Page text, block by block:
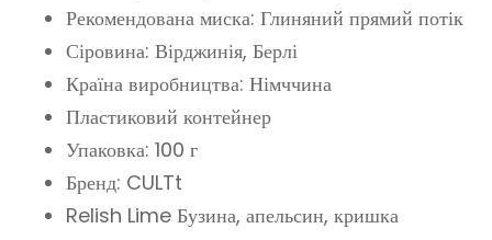
Рекомендована миска: Глиняний прямий потік
Сіровина: Вірджинія, Берлі
Країна виробництва: Німччина
Пластиковий контейнер
Упаковка: 100 г
Бренд: CULTt
Relish Lime Бузина, апельсин, кришка